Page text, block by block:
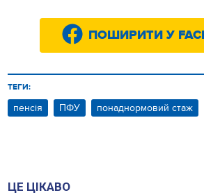
ПОШИРИТИ У
ТЕГИ:
пенсія ПФУ понаднормовий стаж
ЦЕ ЦІКАВО